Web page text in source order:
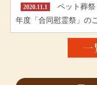
2020.11.1
ペット葬
年度「合同慰霊祭」の